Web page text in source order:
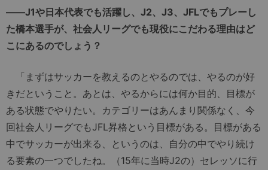
――J1や日本代表でも活躍し、J2、J3、JFLでもプレーし
た橋本選手が、社会人リーグでも現役にこだわる理由はど
こにあるのでしょう？
「まずはサッカーを教えるのとやるのでは、やるのが好
きだということ。あとは、やるからには何か目的、目標が
ある状態でやりたい。カテゴリーはあんまり関係なく、今
回社会人リーグでもJFL昇格という目標がある。目標がある
中でサッカーが出来る、というのは、自分の中でやり続け
る要素の一つでしたね。（15年に当時J2の）セレッソに行